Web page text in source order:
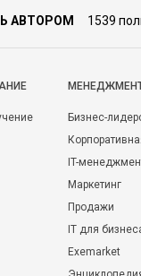
АВТОРОМ 1539
Бизнес-
IT-
Маркетинг
Продажи
IT для
Exemarket